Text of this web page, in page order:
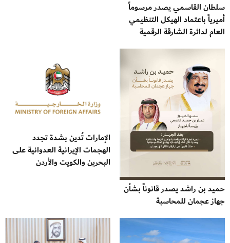
سلطان القاسمي يصدر مرسوماً
أميرياً باعتماد الهيكل التنظيمي
العام لدائرة الشارقة الرقمية
حميد بن راشد يصدر قانوناً بشأن
جهاز عجمان للمحاسبة
الإمارات تُدين بشدة تجدد
الهجمات الإيرانية العدوانية على
البحرين والكويت والأردن